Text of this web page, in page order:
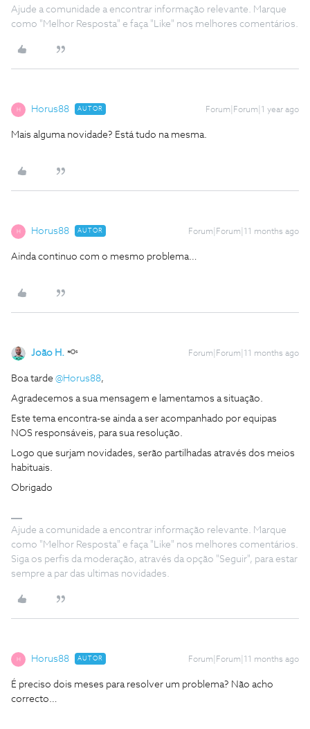
Ajude a comunidade a encontrar informação relevante. Marque
como "Melhor Resposta" e faça "Like" nos melhores comentários.
H Horus88 AUTOR Forum|Forum|1 year ago
Mais alguma novidade? Está tudo na mesma.
H Horus88 AUTOR Forum|Forum|11 months ago
Ainda continuo com o mesmo problema…
João H. Forum|Forum|11 months ago
Boa tarde ​ @Horus88,
Agradecemos a sua mensagem e lamentamos a situação.
Este tema encontra-se ainda a ser acompanhado por equipas
NOS responsáveis, para sua resolução.
Logo que surjam novidades, serão partilhadas através dos meios
habituais.
Obrigado
Ajude a comunidade a encontrar informação relevante. Marque
como "Melhor Resposta" e faça "Like" nos melhores comentários.
Siga os perfis da moderação, através da opção "Seguir", para estar
sempre a par das ultimas novidades.
H Horus88 AUTOR Forum|Forum|11 months ago
É preciso dois meses para resolver um problema? Não acho
correcto…